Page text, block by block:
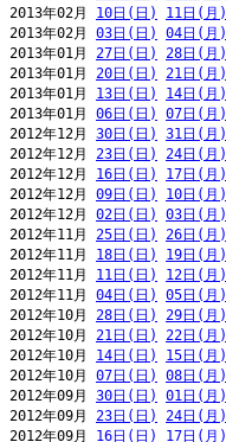
2013年02月 10日(日) 11日(月)
2013年02月 03日(日) 04日(月)
2013年01月 27日(日) 28日(月)
2013年01月 20日(日) 21日(月)
2013年01月 13日(日) 14日(月)
2013年01月 06日(日) 07日(月)
2012年12月 30日(日) 31日(月)
2012年12月 23日(日) 24日(月)
2012年12月 16日(日) 17日(月)
2012年12月 09日(日) 10日(月)
2012年12月 02日(日) 03日(月)
2012年11月 25日(日) 26日(月)
2012年11月 18日(日) 19日(月)
2012年11月 11日(日) 12日(月)
2012年11月 04日(日) 05日(月)
2012年10月 28日(日) 29日(月)
2012年10月 21日(日) 22日(月)
2012年10月 14日(日) 15日(月)
2012年10月 07日(日) 08日(月)
2012年09月 30日(日) 01日(月)
2012年09月 23日(日) 24日(月)
2012年09月 16日(日) 17日(月)